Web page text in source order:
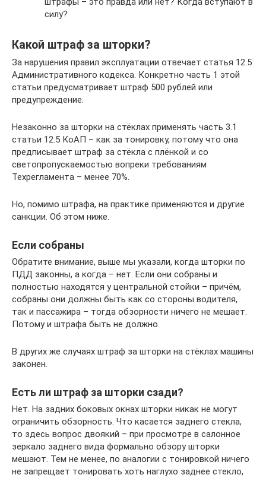
силу?
Какой штраф за шторки?
За нарушения правил эксплуатации отвечает статья 12.5
Административного кодекса. Конкретно часть 1 этой
статьи предусматривает штраф 500 рублей или
предупреждение.
Незаконно за шторки на стёклах применять часть 3.1
статьи 12.5 КоАП – как за тонировку, потому что она
предписывает штраф за стёкла с плёнкой и со
светопропускаемостью вопреки требованиям
Техрегламента – менее 70%.
Но, помимо штрафа, на практике применяются и другие
санкции. Об этом ниже.
Если собраны
Обратите внимание, выше мы указали, когда шторки по
ПДД законны, а когда – нет. Если они собраны и
полностью находятся у центральной стойки – причём,
собраны они должны быть как со стороны водителя,
так и пассажира – тогда обзорности ничего не мешает.
Потому и штрафа быть не должно.
В других же случаях штраф за шторки на стёклах машины
законен.
Есть ли штраф за шторки сзади?
Нет. На задних боковых окнах шторки никак не могут
ограничить обзорность. Что касается заднего стекла,
то здесь вопрос двоякий – при просмотре в салонное
зеркало заднего вида формально обзору шторки
мешают. Тем не менее, по аналогии с тонировкой ничего
не запрещает тонировать хоть наглухо заднее стекло,